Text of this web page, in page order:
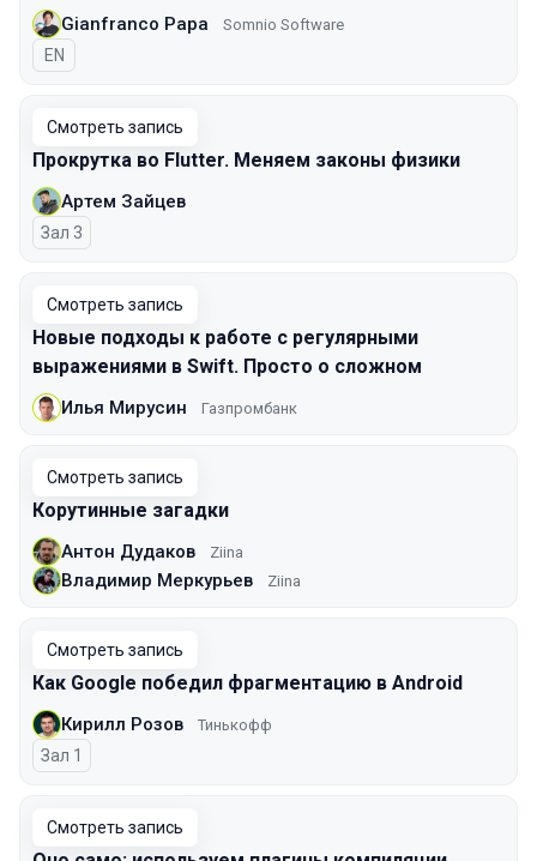
Gianfranco Papa Somnio Software
На английском языке
EN
Смотреть запись
Прокрутка во Flutter. Меняем законы физики
Артем Зайцев
Зал 3
Смотреть запись
Новые подходы к работе с регулярными
выражениями в Swift. Просто о сложном
Илья Мирусин Газпромбанк
Смотреть запись
Корутинные загадки
Антон Дудаков Ziina
Владимир Меркурьев Ziina
Смотреть запись
Как Google победил фрагментацию в Android
Кирилл Розов Тинькофф
Зал 1
Смотреть запись